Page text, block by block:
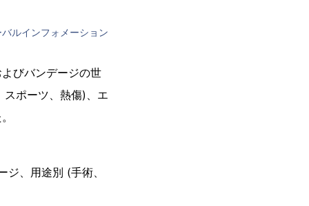
ルインフォメーション
びバンデージの世
ポーツ、熱傷)、エ
、用途別 (手術、